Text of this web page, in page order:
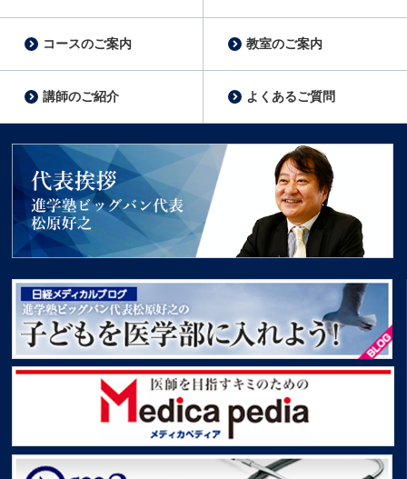
子どもを医学部に入れよう！
Medica pedia
コースのご案内 教室のご案内
講師のご紹介 よくあるご質問